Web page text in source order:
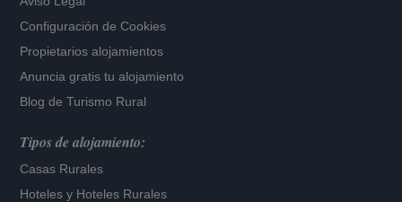
Configuración de Cookies
Propietarios alojamientos
Anuncia gratis tu alojamiento
Blog de Turismo Rural
Tipos de alojamiento:
Casas Rurales
Hoteles y Hoteles Rurales